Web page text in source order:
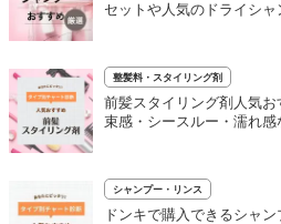
セットや人気のドライシャ
整髪料・スタイリング剤
前髪スタイリング剤人気お
束感・シースルー・濡れ感
シャンプー・リンス
ドンキで購入できるシャ